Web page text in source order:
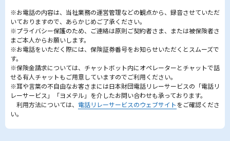
※お電話の内容は、当社業務の運営管理などの観点から、録音させていただ
いておりますので、あらかじめご了承ください。
※プライバシー保護のため、ご連絡は原則ご契約者さま、または被保険者さ
まご本人からお願いします。
※お電話をいただく際には、保険証券番号をお知らせいただくとスムーズで
す。
※保険金請求については、チャットボット内にオペレーターとチャットで話
せる有人チャットもご用意していますのでご利用ください。
※耳や言葉の不自由なお客さまには日本財団電話リレーサービスの「電話リ
レーサービス」「ヨメテル」を介したお問い合わせも承っております。
利用方法については、 電話リレーサービスのウェブサイトをご確認くださ
い。